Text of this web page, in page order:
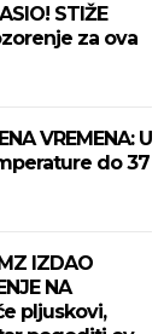
STIŽE
za ova
VREMENA: U
do 37
IZDAO
NA
pljuskovi,